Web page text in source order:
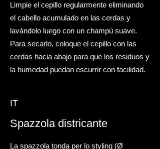
Limpie el cepillo regularmente eliminando
el cabello acumulado en las cerdas y
lavándolo luego con un champú suave.
Para secarlo, coloque el cepillo con las
cerdas hacia abajo para que los residuos y
la humedad puedan escurrir con facilidad.
IT
Spazzola districante
La spazzola tonda per lo styling (Ø